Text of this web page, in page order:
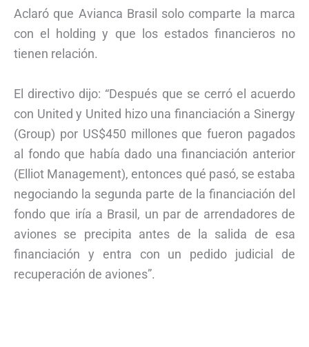
Aclaró que Avianca Brasil solo comparte la marca
con el holding y que los estados financieros no
tienen relación.
El directivo dijo: “Después que se cerró el acuerdo
con United y United hizo una financiación a Sinergy
(Group) por US$450 millones que fueron pagados
al fondo que había dado una financiación anterior
(Elliot Management), entonces qué pasó, se estaba
negociando la segunda parte de la financiación del
fondo que iría a Brasil, un par de arrendadores de
aviones se precipita antes de la salida de esa
financiación y entra con un pedido judicial de
recuperación de aviones”.